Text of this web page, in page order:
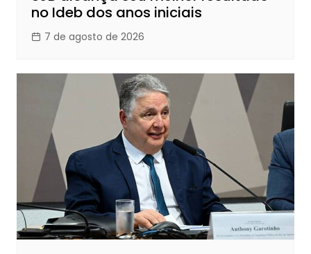
no Ideb dos anos iniciais
7 de agosto de 2026